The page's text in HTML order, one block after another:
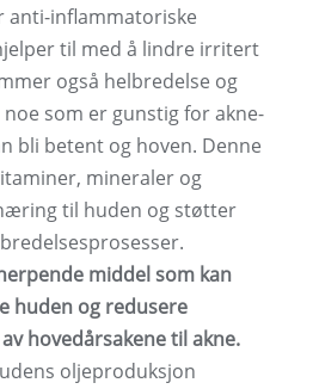
anti-inflammatoriske
til med å lindre irritert
også helbredelse og
som er gunstig for akne-
bli betent og hoven. Denne
mineraler og
til huden og støtter
middel som kan
huden og redusere
hovedårsakene til akne.
oljeproduksjon